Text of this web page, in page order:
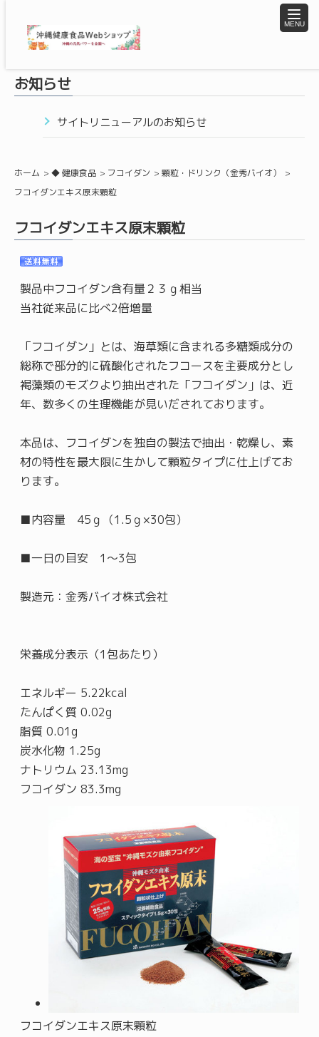
toggle
お知らせ
サイトリニューアルのお知らせ
ホーム ◆ 健康食品 フコイダン
顆粒・ドリンク（金秀バイオ）
フコイダンエキス原末顆粒
フコイダンエキス原末顆粒
製品中フコイダン含有量２３ｇ相当
当社従来品に比べ2倍増量
「フコイダン」とは、海草類に含まれる多糖類成分の
総称で部分的に硫酸化されたフコースを主要成分とし
褐藻類のモズクより抽出された「フコイダン」は、近
年、数多くの生理機能が見いだされております。
本品は、フコイダンを独自の製法で抽出・乾燥し、素
材の特性を最大限に生かして顆粒タイプに仕上げてお
ります。
■内容量 45ｇ（1.5ｇ×30包）
■一日の目安 1～3包
製造元：金秀バイオ株式会社
栄養成分表示（1包あたり）
エネルギー 5.22kcal
たんぱく質 0.02g
脂質 0.01g
炭水化物 1.25g
ナトリウム 23.13mg
フコイダン 83.3mg
フコイダンエキス原末顆粒